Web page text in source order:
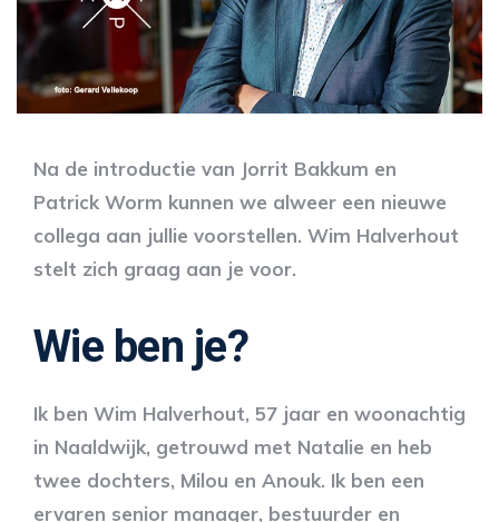
Na de introductie van Jorrit Bakkum en
Patrick Worm kunnen we alweer een nieuwe
collega aan jullie voorstellen. Wim Halverhout
stelt zich graag aan je voor.
Wie ben je?
Ik ben Wim Halverhout, 57 jaar en woonachtig
in Naaldwijk, getrouwd met Natalie en heb
twee dochters, Milou en Anouk. Ik ben een
ervaren senior manager, bestuurder en